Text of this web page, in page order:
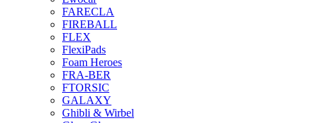
FARECLA
FIREBALL
FLEX
FlexiPads
Foam Heroes
FRA-BER
FTORSIC
GALAXY
Ghibli & Wirbel